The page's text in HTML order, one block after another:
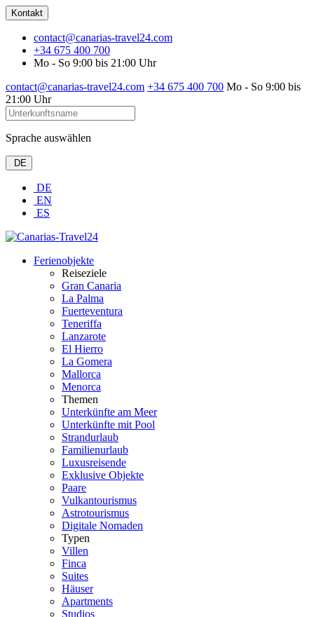
Kontakt
contact@canarias-travel24.com
+34 675 400 700
Mo - So 9:00 bis 21:00 Uhr
contact@canarias-travel24.com +34 675 400 700 Mo - So 9:00 bis
21:00 Uhr
Sprache auswählen
DE
DE
EN
ES
Ferienobjekte
Reiseziele
Gran Canaria
La Palma
Fuerteventura
Teneriffa
Lanzarote
El Hierro
La Gomera
Mallorca
Menorca
Themen
Unterkünfte am Meer
Unterkünfte mit Pool
Strandurlaub
Familienurlaub
Luxusreisende
Exklusive Objekte
Paare
Vulkantourismus
Astrotourismus
Digitale Nomaden
Typen
Villen
Finca
Suites
Häuser
Apartments
Studios